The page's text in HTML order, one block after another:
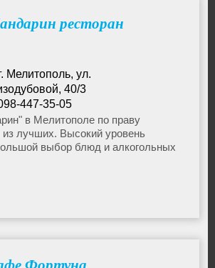
ресторан
Мелитополь, ул.
40/3
447-35-05
в Мелитополе по праву
из лучших. Высокий уровень
выбор блюд и алкогольных